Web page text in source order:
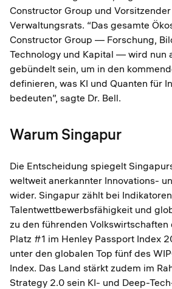
Constructor Group und
Verwaltungsrats. “Das gesamte
Constructor Group — Forschung,
Technology und Kapital — wird nun
gebündelt sein, um in den
definieren, was KI und Quanten für
bedeuten”, sagte Dr. Bell.
Warum Singapur
Die Entscheidung spiegelt
weltweit anerkannter Innovations-
wider. Singapur zählt bei
Talentwettbewerbsfähigkeit und
zu den führenden
Platz #1 im Henley Passport Index
unter den globalen Top fünf des
Index. Das Land stärkt zudem im
Strategy 2.0 sein KI- und Deep-